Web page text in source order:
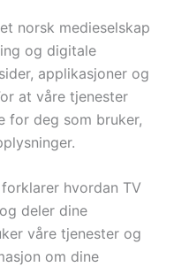
norsk medieselskap
og digitale
applikasjoner og
at våre tjenester
for deg som bruker,
hvordan TV
deler dine
våre tjenester og
om dine